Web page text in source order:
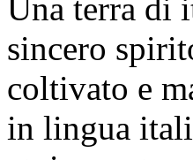
Una terra di
sincero
coltivato e
in lingua